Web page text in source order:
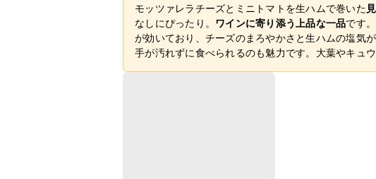
モッツァレラチーズとミニトマトを生ハムで巻いた
なしにぴったり。 ワインに寄り添う上品な一品です
が効いており、チーズのまろやかさと生ハムの塩気
手が汚れずに食べられるのも魅力です。大葉やキュ